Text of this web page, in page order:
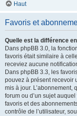
Haut
Favoris et
Quelle est la différence
Dans phpBB 3.0, la
favoris était similaire à
receviez aucune
Dans phpBB 3.3, les
pouvez à présent recevoir
mis à jour. L’abonnement,
forum ou d’un sujet
favoris et des
contrôle de l’utilisateur,